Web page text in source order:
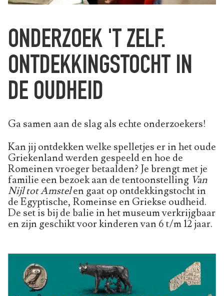
ONDERZOEK 'T ZELF.
ONTDEKKINGSTOCHT IN
DE OUDHEID
Ga samen aan de slag als echte onderzoekers!
Kan jij ontdekken welke spelletjes er in het oude
Griekenland werden gespeeld en hoe de
Romeinen vroeger betaalden? Je brengt met je
familie een bezoek aan de tentoonstelling Van
Nijl tot Amstelen gaat op ontdekkingstocht in
de Egyptische, Romeinse en Griekse oudheid.
De set is bij de balie in het museum verkrijgbaar
en zijn geschikt voor kinderen van 6 t/m 12 jaar.